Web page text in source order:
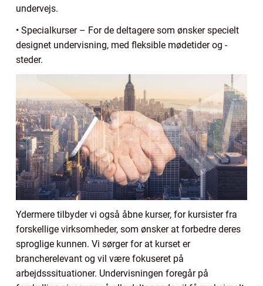
undervejs.
• Specialkurser – For de deltagere som ønsker specielt
designet undervisning, med fleksible mødetider og -
steder.
Ydermere tilbyder vi også åbne kurser, for kursister fra
forskellige virksomheder, som ønsker at forbedre deres
sproglige kunnen. Vi sørger for at kurset er
brancherelevant og vil være fokuseret på
arbejdsssituationer. Undervisningen foregår på